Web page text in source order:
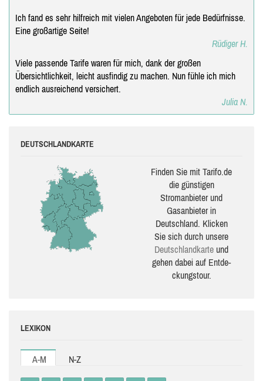
Ich fand es sehr hilfreich mit vielen Angeboten für jede Bedürfnisse.
Eine großartige Seite!
Rüdiger H.
Viele passende Tarife waren für mich, dank der großen
Übersichtlichkeit, leicht ausfindig zu machen. Nun fühle ich mich
endlich ausreichend versichert.
Julia N.
DEUTSCHLANDKARTE
Finden Sie mit Tarifo.de
die güns­ti­gen
Stromanbieter und
Gasanbieter in
Deutschland. Klicken
Sie sich durch unsere
Deutsch­land­karte und
gehen dabei auf Ent­de­
ckungs­tour.
LEXIKON
A-M N-Z